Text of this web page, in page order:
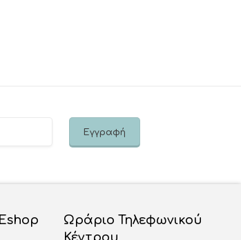
Ωράριο Τηλεφωνικού
Κέντρου